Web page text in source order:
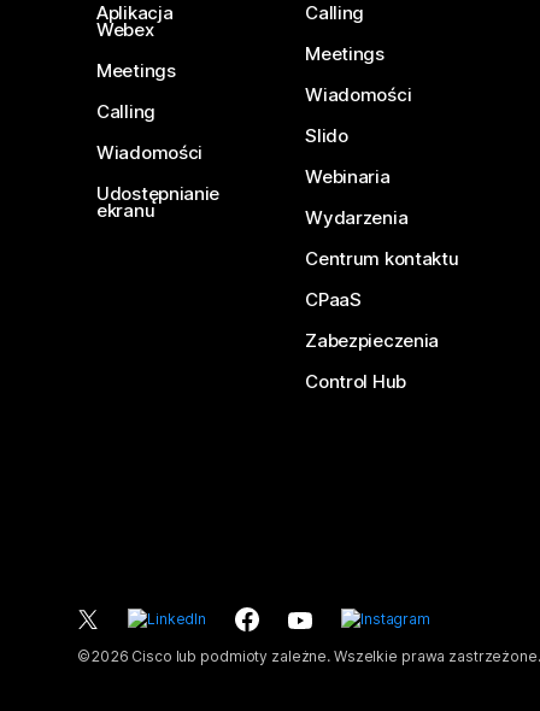
Aplikacja
Webex
Meetings
Calling
Wiadomości
Udostępnianie
ekranu
Calling
Meetings
Wiadomości
Slido
Webinaria
Wydarzenia
Centrum kontaktu
CPaaS
Zabezpieczenia
Control Hub
©2026 Cisco lub podmioty zależne. Wszelkie prawa zastrzeżone.